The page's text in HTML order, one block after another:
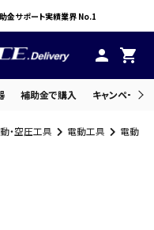
金サポート実績業界 No.1
person shopping_cart
補助金で購入 キャンペーン
・空圧工具 電動工具
電動